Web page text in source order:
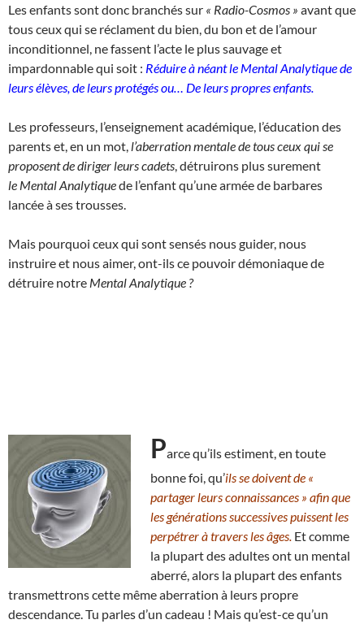
Les enfants sont donc branchés sur « Radio-Cosmos » avant que
tous ceux qui se réclament du bien, du bon et de l’amour
inconditionnel, ne fassent l’acte le plus sauvage et
impardonnable qui soit : Réduire à néant le Mental Analytique de
leurs élèves, de leurs protégés ou…
De leurs propres enfants.
Les professeurs, l’enseignement académique, l’éducation des
parents et, en un mot, l’aberration mentale de tous ceux qui se
proposent de diriger leurs cadets , détruirons plus surement
le Mental Analytiquede l’enfant qu’une armée de barbares
lancée à ses trousses.
Mais pourquoi ceux qui sont sensés nous guider, nous
instruire et nous aimer, ont-ils ce pouvoir démoniaque de
détruire notre Mental Analytique ?
Parce qu’ils estiment, en toute
bonne foi, qu’ils se doivent de «
partager leurs connaissances » afin que
les générations successives puissent les
perpétrer à travers les âges. Et comme
la plupart des adultes ont un mental
aberré, alors la plupart des enfants
transmettrons cette même aberration à leurs propre
descendance. Tu parles d’un cadeau ! Mais qu’est-ce qu’un